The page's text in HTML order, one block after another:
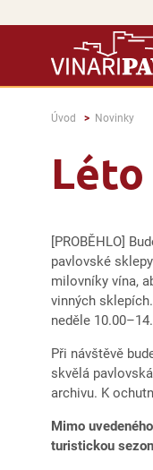
Úvod Novinky
[PROBĚHLO]
pavlovské
milovníky vína,
vinných
neděle
Při návštěvě
skvělá
archivu. K
Mimo
turistickou